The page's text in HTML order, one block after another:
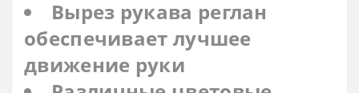
Вырез рукава реглан
обеспечивает лучшее
движение руки